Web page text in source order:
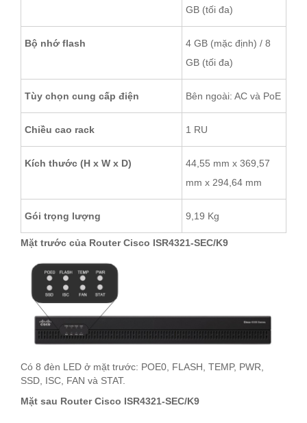
GB (tối đa)
Bộ nhớ flash
4 GB (mặc định) / 8
GB (tối đa)
Tùy chọn cung cấp điện Bên ngoài: AC và PoE
Chiều cao rack 1 RU
Kích thước (H x W x D)
44,55 mm x 369,57
mm x 294,64 mm
Gói trọng lượng 9,19 Kg
Mặt trước của Router Cisco ISR4321-SEC/K9
Có 8 đèn LED ở mặt trước: POE0, FLASH, TEMP, PWR,
SSD, ISC, FAN và STAT.
Mặt sau Router Cisco ISR4321-SEC/K9